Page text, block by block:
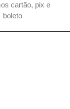
cartão, pix e
boleto